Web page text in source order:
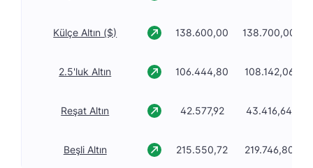
Külçe Altın ($) 138.600,00 138.700,00
2.5'luk Altın 106.444,80 108.142,06
Reşat Altın 42.577,92 43.416,64
Beşli Altın 215.550,72 219.746,80